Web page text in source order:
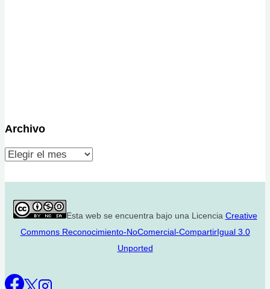
Archivo
Archivo
Esta web se encuentra bajo una Licencia Creative
Commons Reconocimiento-NoComercial-CompartirIgual 3.0
Unported